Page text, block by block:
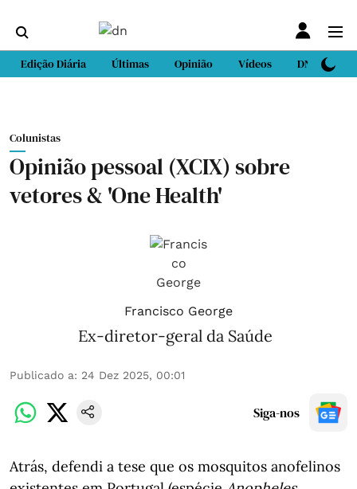
Edição Diária Últimas Opinião Vídeos DN Sport
Colunistas
Opinião pessoal (XCIX) sobre
vetores & 'One Health'
Francisco George
Ex-diretor-geral da Saúde
Publicado a: 24 Dez 2025, 00:01
Siga-nos
Atrás, defendi a tese que os mosquitos anofelinos